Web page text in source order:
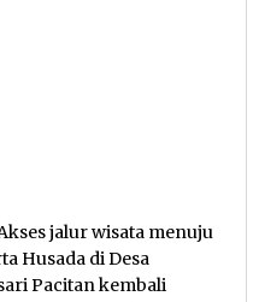
jalur wisata menuju
Husada di Desa
Pacitan kembali